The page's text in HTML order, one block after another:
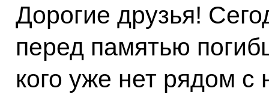
Дорогие друзья!
перед памятью
кого уже нет рядом